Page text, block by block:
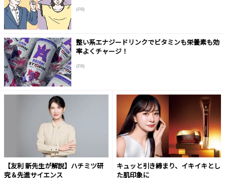
(PR)
整い系エナジードリンクでビタミンも栄養素も効
率よくチャージ！
(PR)
【友利 新先生が解説】ハチミツ研
究＆先進サイエンス
キュッと引き締まり、イキイキとし
た肌印象に